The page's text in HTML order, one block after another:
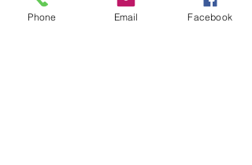
Phone Email Facebook